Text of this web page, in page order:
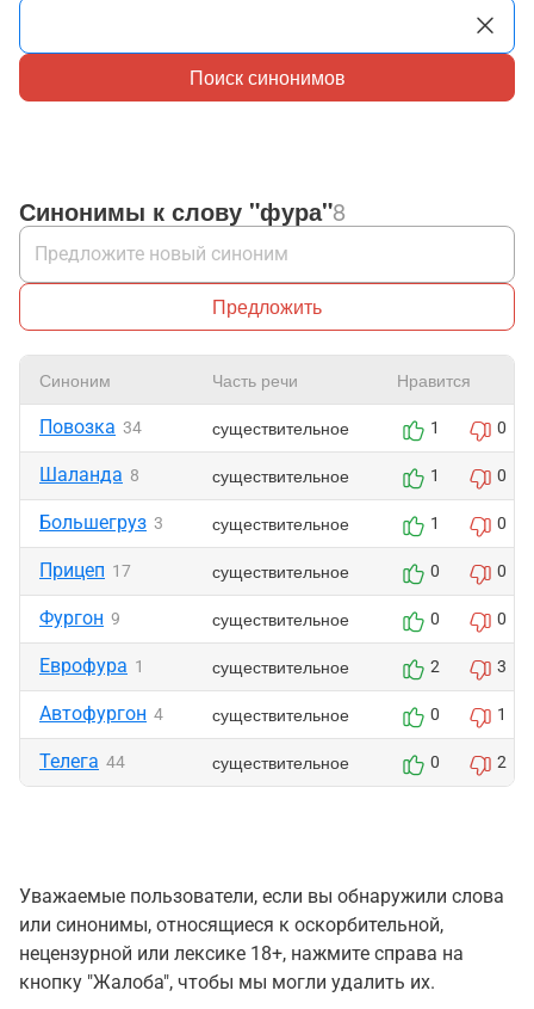
Поиск синонимов
Синонимы к слову "фура"8
Предложить
Синоним Часть речи Нравится
Повозка 34 существительное 1 0
Шаланда 8 существительное 1 0
Большегруз 3 существительное 1 0
Прицеп 17 существительное 0 0
Фургон 9 существительное 0 0
Еврофура 1 существительное 2 3
Автофургон 4 существительное 0 1
Телега 44 существительное 0 2
Уважаемые пользователи, если вы обнаружили слова
или синонимы, относящиеся к оскорбительной,
нецензурной или лексике 18+, нажмите справа на
кнопку "Жалоба", чтобы мы могли удалить их.